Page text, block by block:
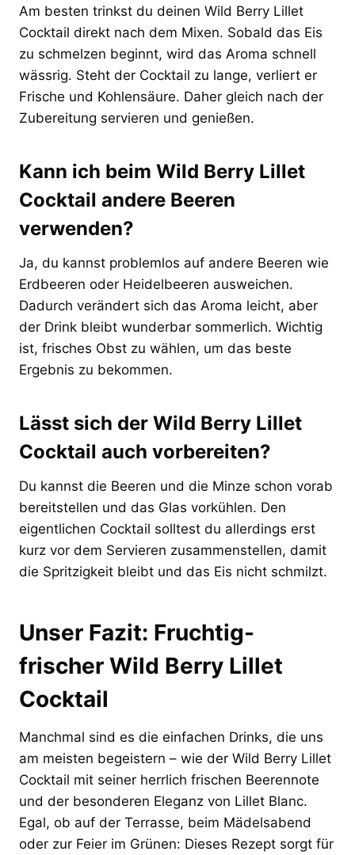
Am besten trinkst du deinen Wild Berry Lillet
Cocktail direkt nach dem Mixen. Sobald das Eis
zu schmelzen beginnt, wird das Aroma schnell
wässrig. Steht der Cocktail zu lange, verliert er
Frische und Kohlensäure. Daher gleich nach der
Zubereitung servieren und genießen.
Kann ich beim Wild Berry Lillet
Cocktail andere Beeren
verwenden?
Ja, du kannst problemlos auf andere Beeren wie
Erdbeeren oder Heidelbeeren ausweichen.
Dadurch verändert sich das Aroma leicht, aber
der Drink bleibt wunderbar sommerlich. Wichtig
ist, frisches Obst zu wählen, um das beste
Ergebnis zu bekommen.
Lässt sich der Wild Berry Lillet
Cocktail auch vorbereiten?
Du kannst die Beeren und die Minze schon vorab
bereitstellen und das Glas vorkühlen. Den
eigentlichen Cocktail solltest du allerdings erst
kurz vor dem Servieren zusammenstellen, damit
die Spritzigkeit bleibt und das Eis nicht schmilzt.
Unser Fazit: Fruchtig-
frischer Wild Berry Lillet
Cocktail
Manchmal sind es die einfachen Drinks, die uns
am meisten begeistern – wie der Wild Berry Lillet
Cocktail mit seiner herrlich frischen Beerennote
und der besonderen Eleganz von Lillet Blanc.
Egal, ob auf der Terrasse, beim Mädelsabend
oder zur Feier im Grünen: Dieses Rezept sorgt für